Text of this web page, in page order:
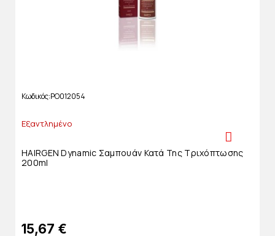
Κωδικός PO012054
Εξαντλημένο
HAIRGEN Dynamic Σαμπουάν Κατά Της Τριχόπτωσης
200ml
15,67 €